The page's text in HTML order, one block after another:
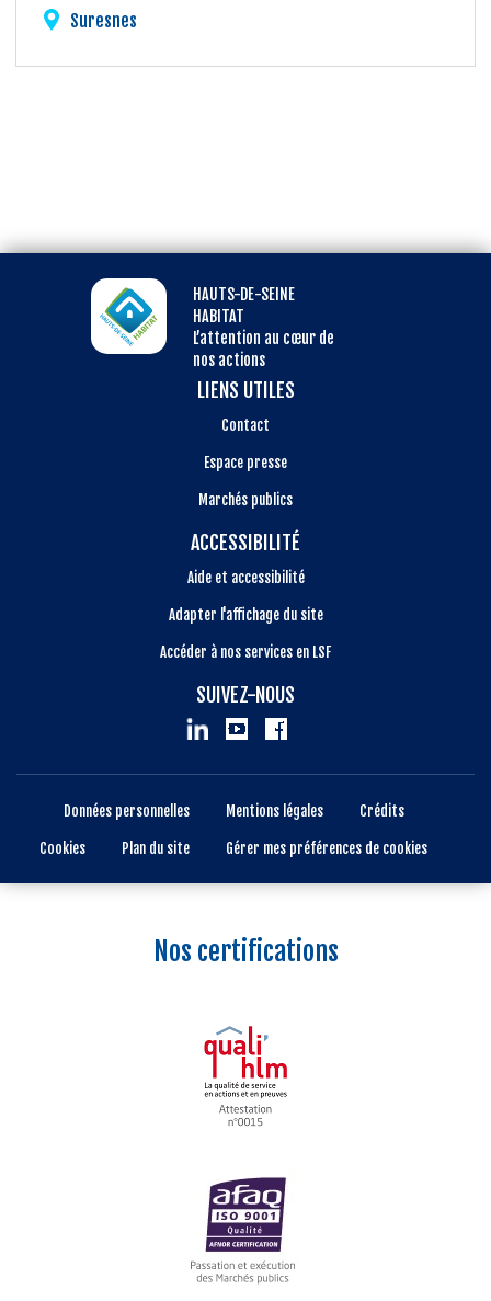
Suresnes
HAUTS-DE-SEINE
HABITAT
L’attention au cœur de
nos actions
LIENS UTILES
Contact
Espace presse
Marchés publics
ACCESSIBILITÉ
Aide et accessibilité
Adapter l'affichage du site
Accéder à nos services en LSF
SUIVEZ-NOUS
Données personnelles Mentions légales Crédits
Cookies Plan du site Gérer mes préférences de cookies
Nos certifications